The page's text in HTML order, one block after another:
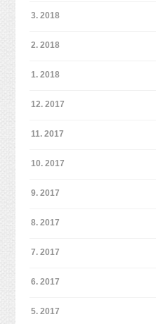
3. 2018
2. 2018
1. 2018
12. 2017
11. 2017
10. 2017
9. 2017
8. 2017
7. 2017
6. 2017
5. 2017